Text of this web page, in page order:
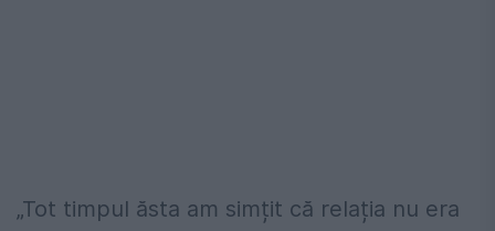
„Tot timpul ăsta am simțit că relația nu era